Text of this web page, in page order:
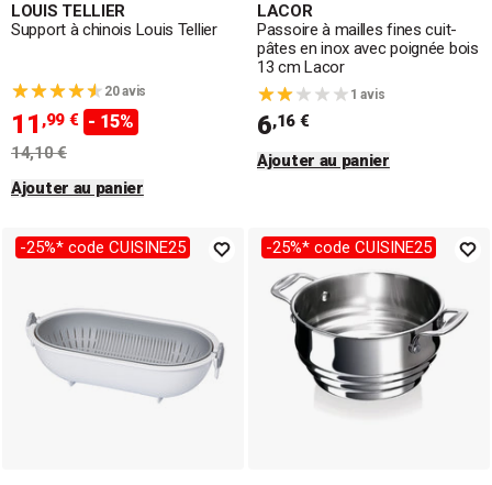
LOUIS TELLIER
Support à chinois Louis Tellier
20 avis
11 ,99 € - 15%
14,10 €
Ajouter au panier
LACOR
Passoire à mailles fines cuit-
pâtes en inox avec poignée bois
13 cm Lacor
1 avis
6,16 €
Ajouter au panier
-25%* code CUISINE25 -25%* code CUISINE25